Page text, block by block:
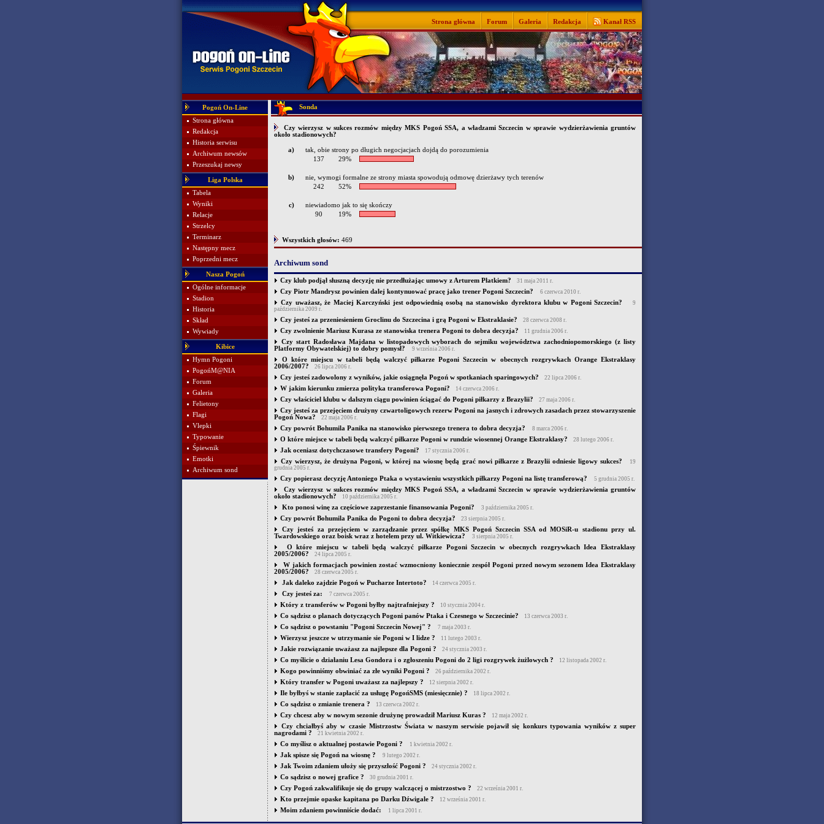
Strona główna Forum Galeria Redakcja Kanał RSS
Pogoń On-Line
Strona główna
Redakcja
Historia serwisu
Archiwum newsów
Przeszukaj newsy
Liga Polska
Tabela
Wyniki
Relacje
Strzelcy
Terminarz
Następny mecz
Poprzedni mecz
Nasza Pogoń
Ogólne informacje
Stadion
Historia
Skład
Wywiady
Kibice
Hymn Pogoni
PogońM@NIA
Forum
Galeria
Felietony
Flagi
Vlepki
Typowanie
Śpiewnik
Emotki
Archiwum sond
Sonda
Czy wierzysz w sukces rozmów między MKS Pogoń SSA, a władzami Szczecin w sprawie wydzierżawienia gruntów
około stadionowych?
a)
tak, obie strony po długich negocjacjach dojdą do porozumienia
137
29%
b)
nie, wymogi formalne ze strony miasta spowodują odmowę dzierżawy tych terenów
242
52%
c)
niewiadomo jak to się skończy
90
19%
Wszystkich głosów: 469
Archiwum sond
Czy klub podjął słuszną decyzję nie przedłużając umowy z Arturem Płatkiem? 31 maja 2011 r.
Czy Piotr Mandrysz powinien dalej kontynuować pracę jako trener Pogoni Szczecin? 6 czerwca 2010 r.
Czy uważasz, że Maciej Karczyński jest odpowiednią osobą na stanowisko dyrektora klubu w Pogoni Szczecin?
9
października 2009 r.
Czy jesteś za przeniesieniem Groclinu do Szczecina i grą Pogoni w Ekstraklasie? 28 czerwca 2008 r.
Czy zwolnienie Mariusz Kurasa ze stanowiska trenera Pogoni to dobra decyzja? 11 grudnia 2006 r.
Czy start Radosława Majdana w listopadowych wyborach do sejmiku województwa zachodniopomorskiego (z listy
Platformy Obywatelskiej) to dobry pomysł?
9 września 2006 r.
O które miejscu w tabeli będą walczyć piłkarze Pogoni Szczecin w obecnych rozgrywkach Orange Ekstraklasy
2006/2007?
26 lipca 2006 r.
Czy jesteś zadowolony z wyników, jakie osiągnęła Pogoń w spotkaniach sparingowych? 22 lipca 2006 r.
W jakim kierunku zmierza polityka transferowa Pogoni? 14 czerwca 2006 r.
Czy właściciel klubu w dalszym ciągu powinien ściągać do Pogoni piłkarzy z Brazylii? 27 maja 2006 r.
Czy jesteś za przejęciem drużyny czwartoligowych rezerw Pogoni na jasnych i zdrowych zasadach przez stowarzyszenie
Pogoń Nowa?
22 maja 2006 r.
Czy powrót Bohumila Panika na stanowisko pierwszego trenera to dobra decyzja? 8 marca 2006 r.
O które miejsce w tabeli będą walczyć piłkarze Pogoni w rundzie wiosennej Orange Ekstraklasy? 28 lutego 2006 r.
Jak oceniasz dotychczasowe transfery Pogoni? 17 stycznia 2006 r.
Czy wierzysz, że drużyna Pogoni, w której na wiosnę będą grać nowi piłkarze z Brazylii odniesie ligowy sukces?
19
grudnia 2005 r.
Czy popierasz decyzję Antoniego Ptaka o wystawieniu wszystkich piłkarzy Pogoni na listę transferową? 5 grudnia 2005 r.
Czy wierzysz w sukces rozmów między MKS Pogoń SSA, a władzami Szczecin w sprawie wydzierżawienia gruntów
około stadionowych?
10 października 2005 r.
Kto ponosi winę za częściowe zaprzestanie finansowania Pogoni? 3 października 2005 r.
Czy powrót Bohumila Panika do Pogoni to dobra decyzja? 23 sierpnia 2005 r.
Czy jesteś za przejęciem w zarządzanie przez spółkę MKS Pogoń Szczecin SSA od MOSiR-u stadionu przy ul.
Twardowskiego oraz boisk wraz z hotelem przy ul. Witkiewicza?
3 sierpnia 2005 r.
O które miejscu w tabeli będą walczyć piłkarze Pogoni Szczecin w obecnych rozgrywkach Idea Ekstraklasy
2005/2006?
24 lipca 2005 r.
W jakich formacjach powinien zostać wzmocniony koniecznie zespół Pogoni przed nowym sezonem Idea Ekstraklasy
2005/2006?
28 czerwca 2005 r.
Jak daleko zajdzie Pogoń w Pucharze Intertoto? 14 czerwca 2005 r.
Czy jesteś za: 7 czerwca 2005 r.
Który z transferów w Pogoni byłby najtrafniejszy ? 10 stycznia 2004 r.
Co sądzisz o planach dotyczących Pogoni panów Ptaka i Czesnego w Szczecinie? 13 czerwca 2003 r.
Co sądzisz o powstaniu "Pogoni Szczecin Nowej" ? 7 maja 2003 r.
Wierzysz jeszcze w utrzymanie sie Pogoni w I lidze ? 11 lutego 2003 r.
Jakie rozwiązanie uważasz za najlepsze dla Pogoni ? 24 stycznia 2003 r.
Co myślicie o działaniu Lesa Gondora i o zgłoszeniu Pogoni do 2 ligi rozgrywek żużlowych ? 12 listopada 2002 r.
Kogo powinniśmy obwiniać za złe wyniki Pogoni ? 26 października 2002 r.
Który transfer w Pogoni uważasz za najlepszy ? 12 sierpnia 2002 r.
Ile byłbyś w stanie zapłacić za usługę PogońSMS (miesięcznie) ? 18 lipca 2002 r.
Co sądzisz o zmianie trenera ? 13 czerwca 2002 r.
Czy chcesz aby w nowym sezonie drużynę prowadził Mariusz Kuras ? 12 maja 2002 r.
Czy chciałbyś aby w czasie Mistrzostw Świata w naszym serwisie pojawił się konkurs typowania wyników z super
nagrodami ?
21 kwietnia 2002 r.
Co myślisz o aktualnej postawie Pogoni ? 1 kwietnia 2002 r.
Jak spisze się Pogoń na wiosnę ? 9 lutego 2002 r.
Jak Twoim zdaniem ułoży się przyszłość Pogoni ? 24 stycznia 2002 r.
Co sądzisz o nowej grafice ? 30 grudnia 2001 r.
Czy Pogoń zakwalifikuje się do grupy walczącej o mistrzostwo ? 22 września 2001 r.
Kto przejmie opaske kapitana po Darku Dźwigale ? 12 września 2001 r.
Moim zdaniem powinniście dodać: 1 lipca 2001 r.